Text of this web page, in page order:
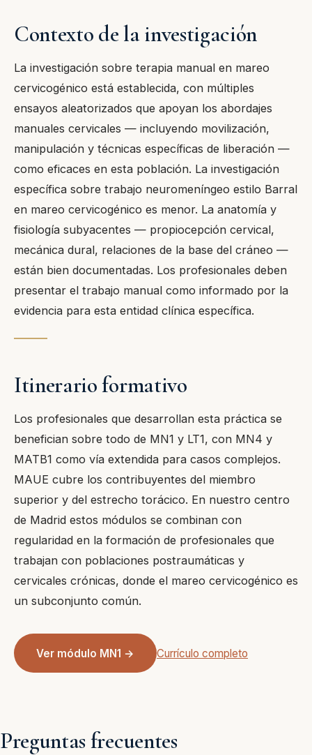
Contexto de la investigación
La investigación sobre terapia manual en mareo
cervicogénico está establecida, con múltiples
ensayos aleatorizados que apoyan los abordajes
manuales cervicales — incluyendo movilización,
manipulación y técnicas específicas de liberación —
como eficaces en esta población. La investigación
específica sobre trabajo neuromeníngeo estilo Barral
en mareo cervicogénico es menor. La anatomía y
fisiología subyacentes — propiocepción cervical,
mecánica dural, relaciones de la base del cráneo —
están bien documentadas. Los profesionales deben
presentar el trabajo manual como informado por la
evidencia para esta entidad clínica específica.
Itinerario formativo
Los profesionales que desarrollan esta práctica se
benefician sobre todo de MN1 y LT1, con MN4 y
MATB1 como vía extendida para casos complejos.
MAUE cubre los contribuyentes del miembro
superior y del estrecho torácico. En nuestro centro
de Madrid estos módulos se combinan con
regularidad en la formación de profesionales que
trabajan con poblaciones postraumáticas y
cervicales crónicas, donde el mareo cervicogénico es
un subconjunto común.
Ver módulo MN1 → Currículo completo
Preguntas frecuentes